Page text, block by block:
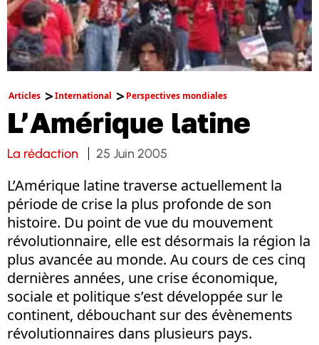
Articles International Perspectives mondiales
L’Amérique latine
La rédaction 25 Juin 2005
L’Amérique latine traverse actuellement la
période de crise la plus profonde de son
histoire. Du point de vue du mouvement
révolutionnaire, elle est désormais la région la
plus avancée au monde. Au cours de ces cinq
dernières années, une crise économique,
sociale et politique s’est développée sur le
continent, débouchant sur des évènements
révolutionnaires dans plusieurs pays.